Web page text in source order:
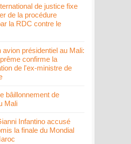
de justice fixe
de la procédure
la RDC contre le
avion présidentiel au Mali:
confirme la
de l'ex-ministre de
bâillonnement de
Mali
Infantino accusé
la finale du Mondial